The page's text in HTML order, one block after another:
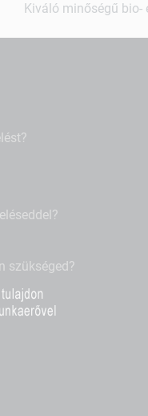
Kiváló minőségű
szükséged?